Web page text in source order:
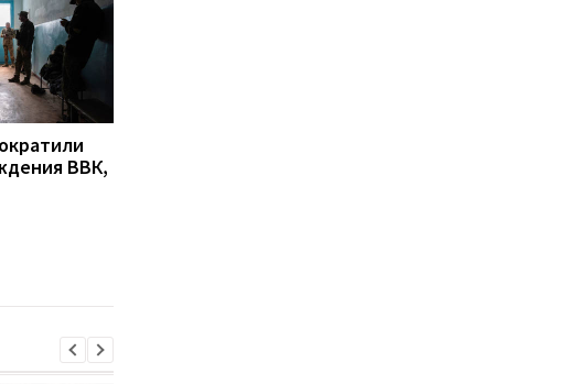
ВВК,